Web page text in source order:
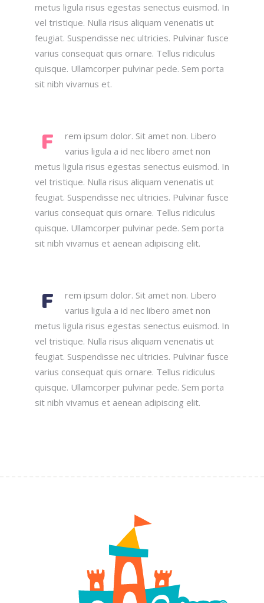
metus ligula risus egestas senectus euismod. In
vel tristique. Nulla risus aliquam venenatis ut
feugiat. Suspendisse nec ultricies. Pulvinar fusce
varius consequat quis ornare. Tellus ridiculus
quisque. Ullamcorper pulvinar pede. Sem porta
sit nibh vivamus et.
F
rem ipsum dolor. Sit amet non. Libero
varius ligula a id nec libero amet non
metus ligula risus egestas senectus euismod. In
vel tristique. Nulla risus aliquam venenatis ut
feugiat. Suspendisse nec ultricies. Pulvinar fusce
varius consequat quis ornare. Tellus ridiculus
quisque. Ullamcorper pulvinar pede. Sem porta
sit nibh vivamus et aenean adipiscing elit.
F
rem ipsum dolor. Sit amet non. Libero
varius ligula a id nec libero amet non
metus ligula risus egestas senectus euismod. In
vel tristique. Nulla risus aliquam venenatis ut
feugiat. Suspendisse nec ultricies. Pulvinar fusce
varius consequat quis ornare. Tellus ridiculus
quisque. Ullamcorper pulvinar pede. Sem porta
sit nibh vivamus et aenean adipiscing elit.